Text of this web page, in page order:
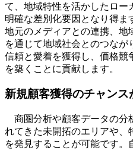
て、地域特性を活かしたロー
明確な差別化要因となり得ま
地元のメディアとの連携、地
を通じて地域社会とのつな
信頼と愛着を獲得し、価格競
を築くことに貢献します。
新規顧客獲得のチャンス
商圏分析や顧客データの分
れてきた未開拓のエリアや、
を発見することが可能です。